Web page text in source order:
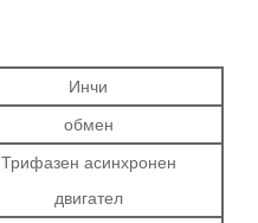
Инчи
обмен
Трифазен асинхронен
двигател